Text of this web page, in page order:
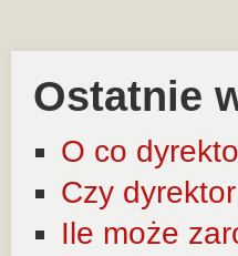
Ostatnie
O co
Czy
Ile może